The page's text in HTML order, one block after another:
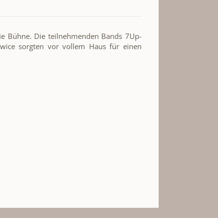
Bühne. Die teilnehmenden Bands 7Up-
sorgten vor vollem Haus für einen